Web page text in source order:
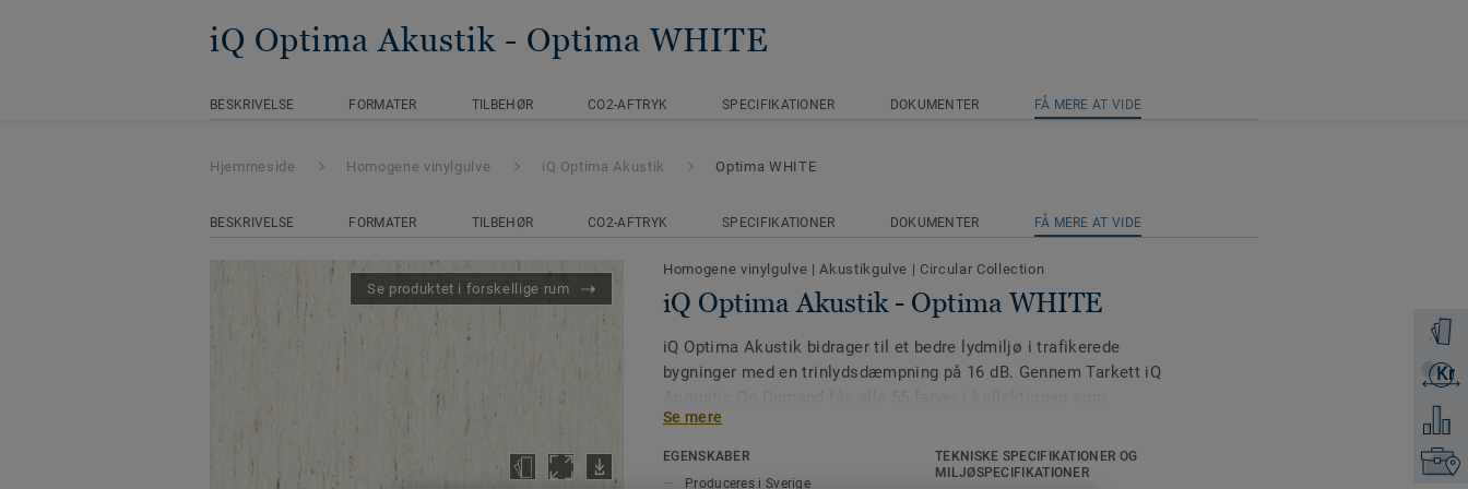
iQ Optima Akustik - Optima WHITE
BESKRIVELSE FORMATER TILBEHØR CO2-AFTRYK SPECIFIKATIONER DOKUMENTER FÅ MERE AT VIDE
Bestil
Kr
Få et
Tilføj
Hjemmeside Homogene vinylgulve iQ Optima Akustik Optima WHITE
BESKRIVELSE FORMATER TILBEHØR CO2-AFTRYK SPECIFIKATIONER DOKUMENTER FÅ MERE AT VIDE
Se produktet i forskellige rum
Homogene vinylgulve |Akustikgulve | Circular Collection
iQ Optima Akustik - Optima WHITE
iQ Optima Akustik bidrager til et bedre lydmiljø i trafikerede
bygninger med en trinlydsdæmpning på 16 dB. Gennem Tarkett iQ
akustikversion.
Gulvet produceres i Ronneby, Sverige, og er designet til
Se mere
EGENSKABER
Produceres i Sverige
TEKNISKE SPECIFIKATIONER OG
MILJØSPECIFIKATIONER